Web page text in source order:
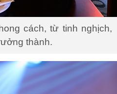
cách, từ tinh nghịch,
thành.